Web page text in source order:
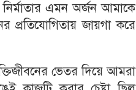
নির্মাতার এমন অর্জন আমাকে
প্রতিযোগিতায় জায়গা করে
ভেতর দিয়ে আমরা